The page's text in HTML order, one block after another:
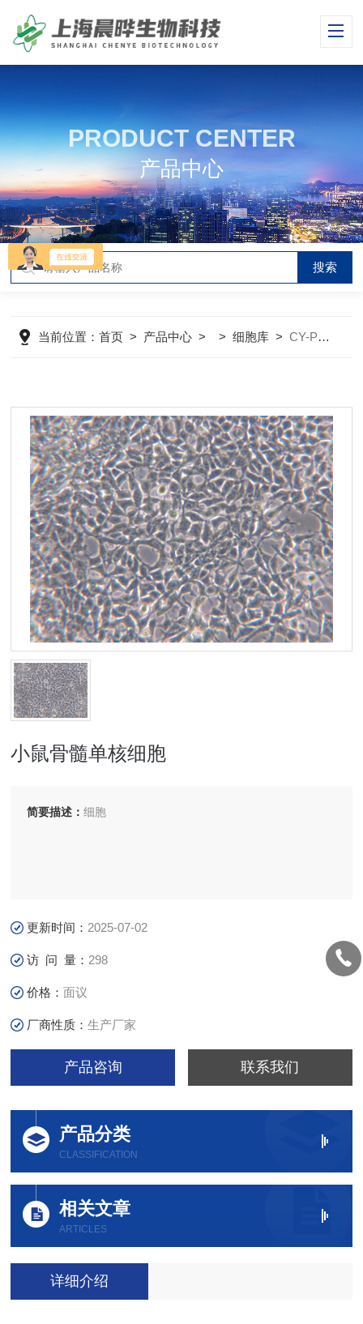
PRODUCT CENTER
产品中心
当前位置：首页 > 产品中心 > >细胞库 >CY-PC-M0129小鼠骨髓单核细胞
小鼠骨髓单核细胞
简要描述：细胞
更新时间： 2025-07-02
访 问 量： 298
价格：面议
厂商性质：生产厂家
产品咨询 联系我们
产品分类
CLASSIFICATION
相关文章
ARTICLES
详细介绍